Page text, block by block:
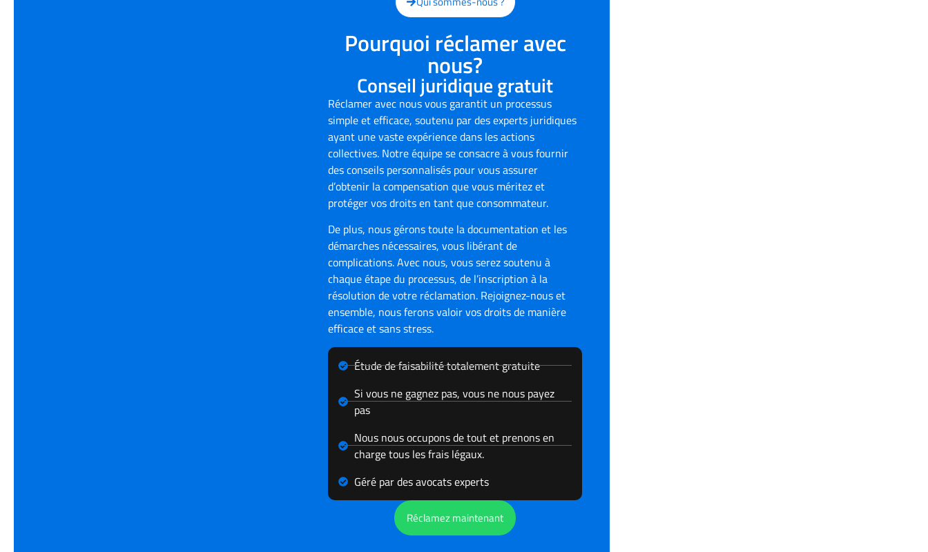
Pourquoi réclamer avec
nous?
Conseil juridique gratuit
Réclamer avec nous vous garantit un processus
simple et efficace, soutenu par des experts juridiques
ayant une vaste expérience dans les actions
collectives. Notre équipe se consacre à vous fournir
des conseils personnalisés pour vous assurer
d’obtenir la compensation que vous méritez et
protéger vos droits en tant que consommateur.
De plus, nous gérons toute la documentation et les
démarches nécessaires, vous libérant de
complications. Avec nous, vous serez soutenu à
chaque étape du processus, de l’inscription à la
résolution de votre réclamation. Rejoignez-nous et
ensemble, nous ferons valoir vos droits de manière
efficace et sans stress.
Étude de faisabilité totalement gratuite
Si vous ne gagnez pas, vous ne nous payez
pas
Nous nous occupons de tout et prenons en
charge tous les frais légaux.
Géré par des avocats experts
Réclamez maintenant